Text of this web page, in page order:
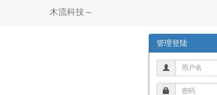
木流科技～
管理登陆